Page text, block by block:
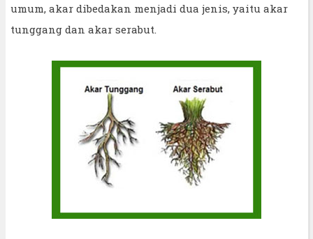
umum, akar dibedakan menjadi dua jenis, yaitu akar
tunggang dan akar serabut.